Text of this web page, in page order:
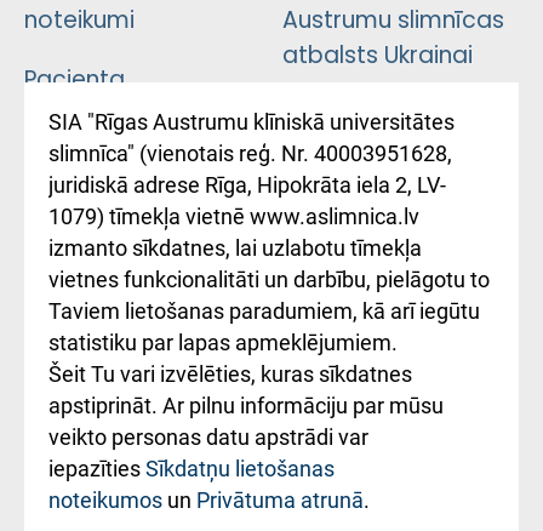
noteikumi
Pacienta
atsauksmju/sūdzību
iesniegšanas
kārtība
Kā pie mums nokļūt
Rēķinu apmaksas
ceļvedis
Rekvizīti un
ārstniecības
iestādes kods
010000234
Austrumu slimnīcas
atbalsts Ukrainai
Підтримка Східної
лікарні та співпраця з
Україною
SIA "Rīgas Austrumu klīniskā universitātes
slimnīca" (vienotais reģ. Nr. 40003951628,
juridiskā adrese Rīga, Hipokrāta iela 2, LV-
1079) tīmekļa vietnē www.aslimnica.lv
izmanto sīkdatnes, lai uzlabotu tīmekļa
vietnes funkcionalitāti un darbību, pielāgotu to
Taviem lietošanas paradumiem, kā arī iegūtu
statistiku par lapas apmeklējumiem.
Šeit Tu vari izvēlēties, kuras sīkdatnes
apstiprināt. Ar pilnu informāciju par mūsu
veikto personas datu apstrādi var
iepazītiesSīkdatņu lietošanas
noteikumos un Privātuma atrunā.